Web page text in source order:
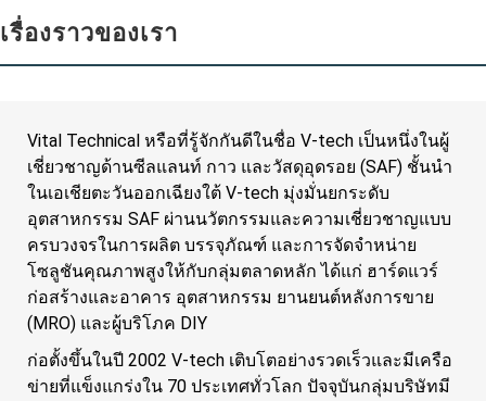
เรื่องราวของเรา
Vital Technical หรือที่รู้จักกันดีในชื่อ V-tech เป็นหนึ่งในผู้
เชี่ยวชาญด้านซีลแลนท์ กาว และวัสดุอุดรอย (SAF) ชั้นนำ
ในเอเชียตะวันออกเฉียงใต้ V-tech มุ่งมั่นยกระดับ
อุตสาหกรรม SAF ผ่านนวัตกรรมและความเชี่ยวชาญแบบ
ครบวงจรในการผลิต บรรจุภัณฑ์ และการจัดจำหน่าย
โซลูชันคุณภาพสูงให้กับกลุ่มตลาดหลัก ได้แก่ ฮาร์ดแวร์
ก่อสร้างและอาคาร อุตสาหกรรม ยานยนต์หลังการขาย
(MRO) และผู้บริโภค DIY
ก่อตั้งขึ้นในปี 2002 V-tech เติบโตอย่างรวดเร็วและมีเครือ
ข่ายที่แข็งแกร่งใน 70 ประเทศทั่วโลก ปัจจุบันกลุ่มบริษัทมี